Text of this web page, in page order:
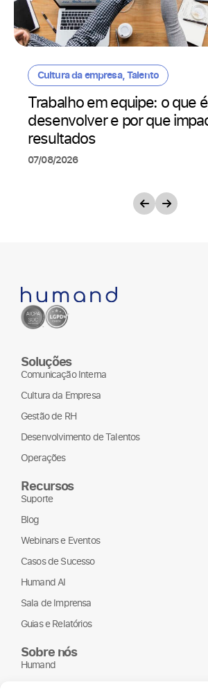
Cultura da empresa,Talento
Trabalho em equipe: o que
desenvolver e por que
resultados
07/08/2026
Soluções
Comunicação Interna
Cultura da Empresa
Gestão de RH
Desenvolvimento de Talentos
Operações
Recursos
Suporte
Blog
Webinars e Eventos
Casos de Sucesso
Humand AI
Sala de Imprensa
Guias e Relatórios
Sobre nós
Humand